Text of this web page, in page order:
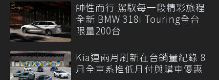
帥性而行 駕馭每一段精彩旅程
全新 BMW 318i Touring全台
限量200台
Kia連兩月刷新在台銷量紀錄 8
月全車系推低月付與購車優惠